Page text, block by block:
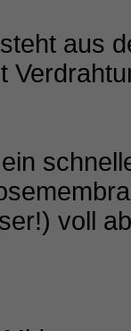
aus
voll